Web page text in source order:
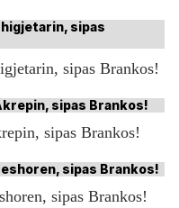
sipas Brankos!
sipas Brankos!
sipas Brankos!